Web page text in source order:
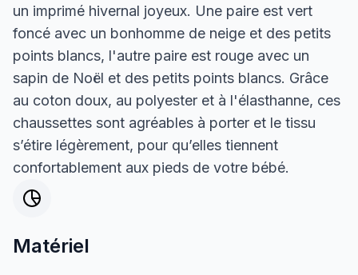
un imprimé hivernal joyeux. Une paire est vert
foncé avec un bonhomme de neige et des petits
points blancs, l'autre paire est rouge avec un
sapin de Noël et des petits points blancs. Grâce
au coton doux, au polyester et à l'élasthanne, ces
chaussettes sont agréables à porter et le tissu
s’étire légèrement, pour qu’elles tiennent
confortablement aux pieds de votre bébé.
Matériel